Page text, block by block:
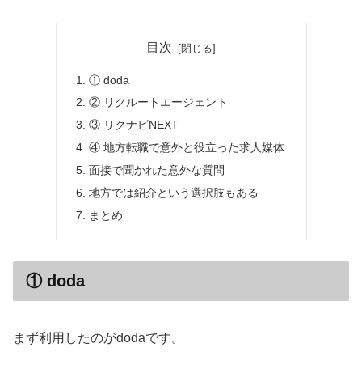
目次
① doda
② リクルートエージェント
③ リクナビNEXT
④ 地方転職で意外と役立った求人媒体
面接で聞かれた意外な質問
地方では紹介という選択肢もある
まとめ
① doda
まず利用したのがdodaです。